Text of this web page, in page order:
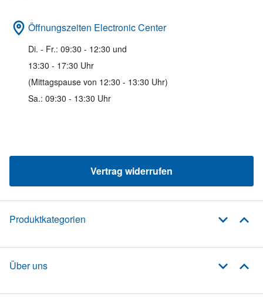
Öffnungszeiten Electronic Center
Di. - Fr.: 09:30 - 12:30 und
13:30 - 17:30 Uhr
(Mittagspause von 12:30 - 13:30 Uhr)
Sa.: 09:30 - 13:30 Uhr
Vertrag widerrufen
Produktkategorien
Über uns